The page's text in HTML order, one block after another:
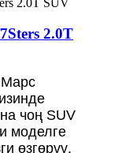
2.0T
чоң SUV
моделге
өзгөрүү,